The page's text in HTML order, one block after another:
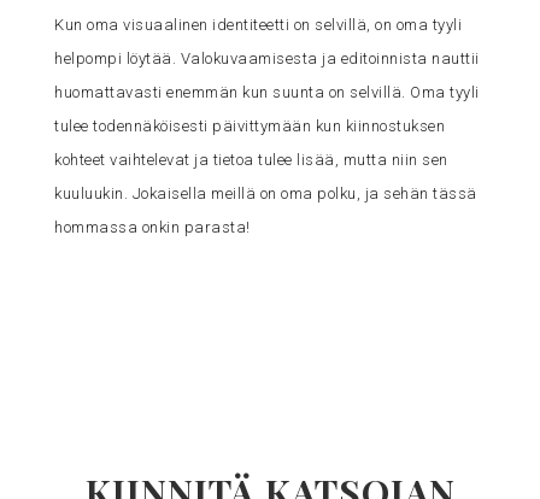
Kun oma visuaalinen identiteetti on selvillä, on oma tyyli
helpompi löytää. Valokuvaamisesta ja editoinnista nauttii
huomattavasti enemmän kun suunta on selvillä. Oma tyyli
tulee todennäköisesti päivittymään kun kiinnostuksen
kohteet vaihtelevat ja tietoa tulee lisää, mutta niin sen
kuuluukin. Jokaisella meillä on oma polku, ja sehän tässä
hommassa onkin parasta!